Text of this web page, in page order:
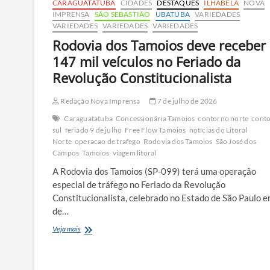
CARAGUATATUBA CIDADES DESTAQUES ILHABELA NOVA
IMPRENSA SÃO SEBASTIÃO UBATUBA VARIEDADES
VARIEDADES VARIEDADES VARIEDADES
Rodovia dos Tamoios deve receber
147 mil veículos no Feriado da
Revolução Constitucionalista
Redação Nova Imprensa
7 de julho de 2026
Caraguatatuba Concessionária Tamoios contorno norte
sul feriado 9 de julho Free Flow Tamoios notícias do Litoral
Norte operacao de trafego Rodovia dos Tamoios São José dos
Campos Tamoios viagem litoral
A Rodovia dos Tamoios (SP-099) terá uma operação
especial de tráfego no Feriado da Revolução
Constitucionalista, celebrado no Estado de São Paulo
de…
Veja maisRodovia